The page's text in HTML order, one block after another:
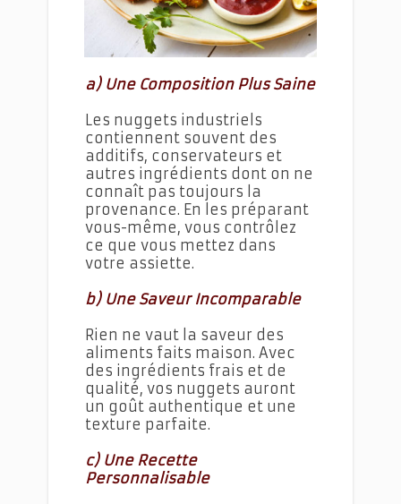
a) Une Composition Plus Saine
Les nuggets industriels
contiennent souvent des
additifs, conservateurs et
autres ingrédients dont on ne
connaît pas toujours la
provenance. En les préparant
vous-même, vous contrôlez
ce que vous mettez dans
votre assiette.
b) Une Saveur Incomparable
Rien ne vaut la saveur des
aliments faits maison. Avec
des ingrédients frais et de
qualité, vos nuggets auront
un goût authentique et une
texture parfaite.
c) Une Recette
Personnalisable